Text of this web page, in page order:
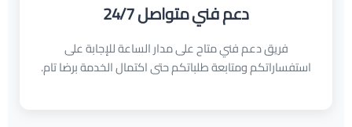
دعم فني متواصل 24/7
فريق دعم فني متاح على مدار الساعة للإجابة على
استفساراتكم ومتابعة طلباتكم حتى اكتمال الخدمة برضا تام.